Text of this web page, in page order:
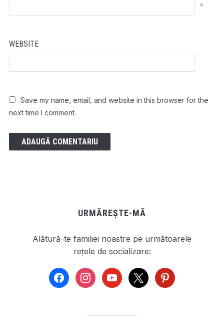
*
WEBSITE
Save my name, email, and website in this browser for the
next time I comment.
URMĂREȘTE-MĂ
Alătură-te familiei noastre pe următoarele
rețele de socializare:
facebookinstagramyoutube
x pinterest